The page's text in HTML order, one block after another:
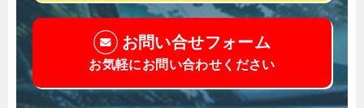
お問い合せフォーム
お気軽にお問い合わせください